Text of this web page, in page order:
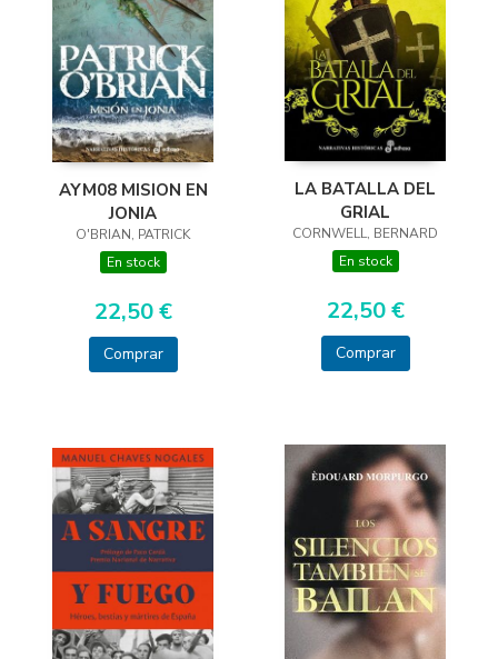
AYM08 MISION EN
JONIA
O'BRIAN, PATRICK
En stock
22,50 €
Comprar
LA BATALLA DEL
GRIAL
CORNWELL, BERNARD
En stock
22,50 €
Comprar